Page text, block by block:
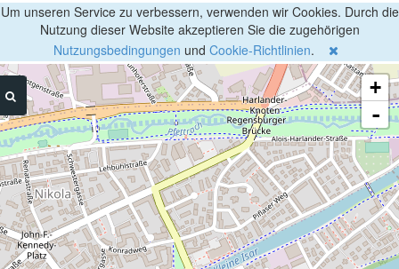
Um unseren Service zu verbessern, verwenden wir Cookies. Durch die
Nutzung dieser Website akzeptieren Sie die zugehörigen
Nutzungsbedingungen und Cookie-Richtlinien.
+
-